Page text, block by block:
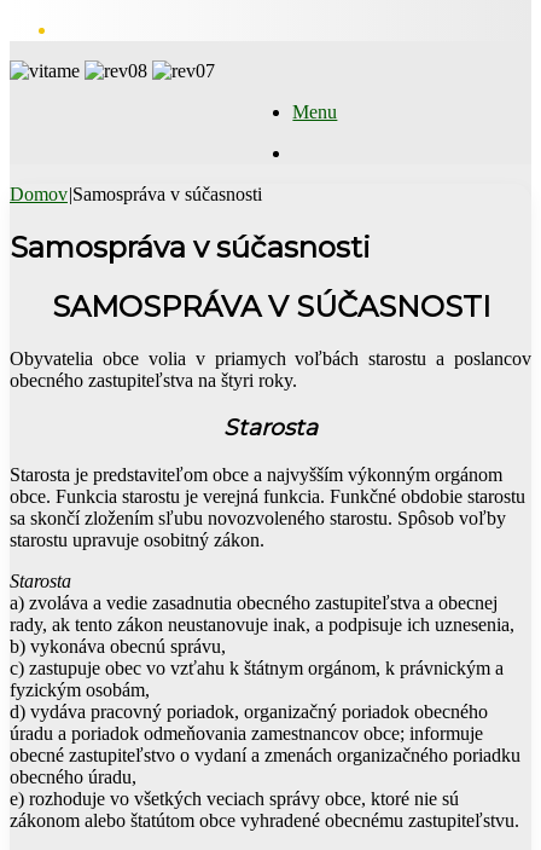
Menu
Domov|Samospráva v súčasnosti
Samospráva v súčasnosti
SAMOSPRÁVA V SÚČASNOSTI
Obyvatelia obce volia v priamych voľbách starostu a poslancov
obecného zastupiteľstva na štyri roky.
Starosta
Starosta je predstaviteľom obce a najvyšším výkonným orgánom
obce. Funkcia starostu je verejná funkcia. Funkčné obdobie starostu
sa skončí zložením sľubu novozvoleného starostu. Spôsob voľby
starostu upravuje osobitný zákon.
Starosta
a) zvoláva a vedie zasadnutia obecného zastupiteľstva a obecnej
rady, ak tento zákon neustanovuje inak, a podpisuje ich uznesenia,
b) vykonáva obecnú správu,
c) zastupuje obec vo vzťahu k štátnym orgánom, k právnickým a
fyzickým osobám,
d) vydáva pracovný poriadok, organizačný poriadok obecného
úradu a poriadok odmeňovania zamestnancov obce; informuje
obecné zastupiteľstvo o vydaní a zmenách organizačného poriadku
obecného úradu,
e) rozhoduje vo všetkých veciach správy obce, ktoré nie sú
zákonom alebo štatútom obce vyhradené obecnému zastupiteľstvu.